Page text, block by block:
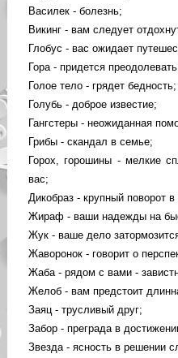
Василек - болезнь;
Викинг - вам следует
Глобус - вас ожидает
Гора - придется
Голое тело - грядет бедность;
Голубь - доброе известие;
Гангстеры - неожиданная
Грибы - скандал в семье;
Горох, горошины - мелкие
вас;
Дикобраз - крупный поворот
Жираф - ваши надежды на
Жук - ваше дело
Жаворонок - говорит о
Жаба - рядом с вами -
Желоб - вам предстоит
Заяц - трусливый друг;
Забор - преграда в
Звезда - ясность в решении